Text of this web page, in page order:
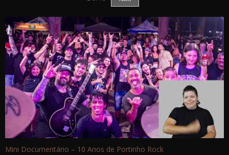
Mini Documentário – 10 Anos de Portinho Rock